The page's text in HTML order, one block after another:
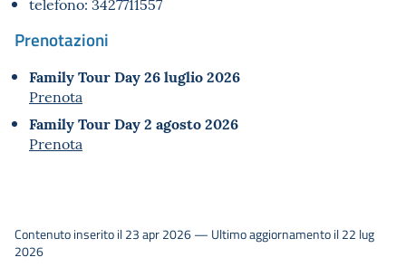
Prenotazioni
Family Tour Day 26 luglio 2026
Prenota
Family Tour Day 2 agosto 2026
Prenota
Contenuto inserito il 23 apr 2026 — Ultimo aggiornamento il 22 lug
2026